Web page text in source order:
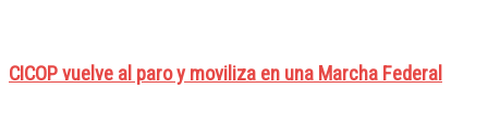
CICOP vuelve al paro y moviliza en una Marcha Federal